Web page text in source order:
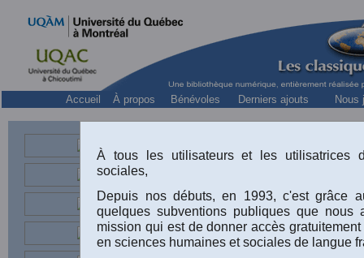
Accueil À propos Bénévoles Derniers ajouts Nous
À tous les utilisateurs et les utilisatrices
sociales,
Depuis nos débuts, en 1993, c'est grâce
quelques subventions publiques que
mission qui est de donner accès
en sciences humaines et sociales de langue